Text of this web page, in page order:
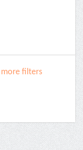
more filters